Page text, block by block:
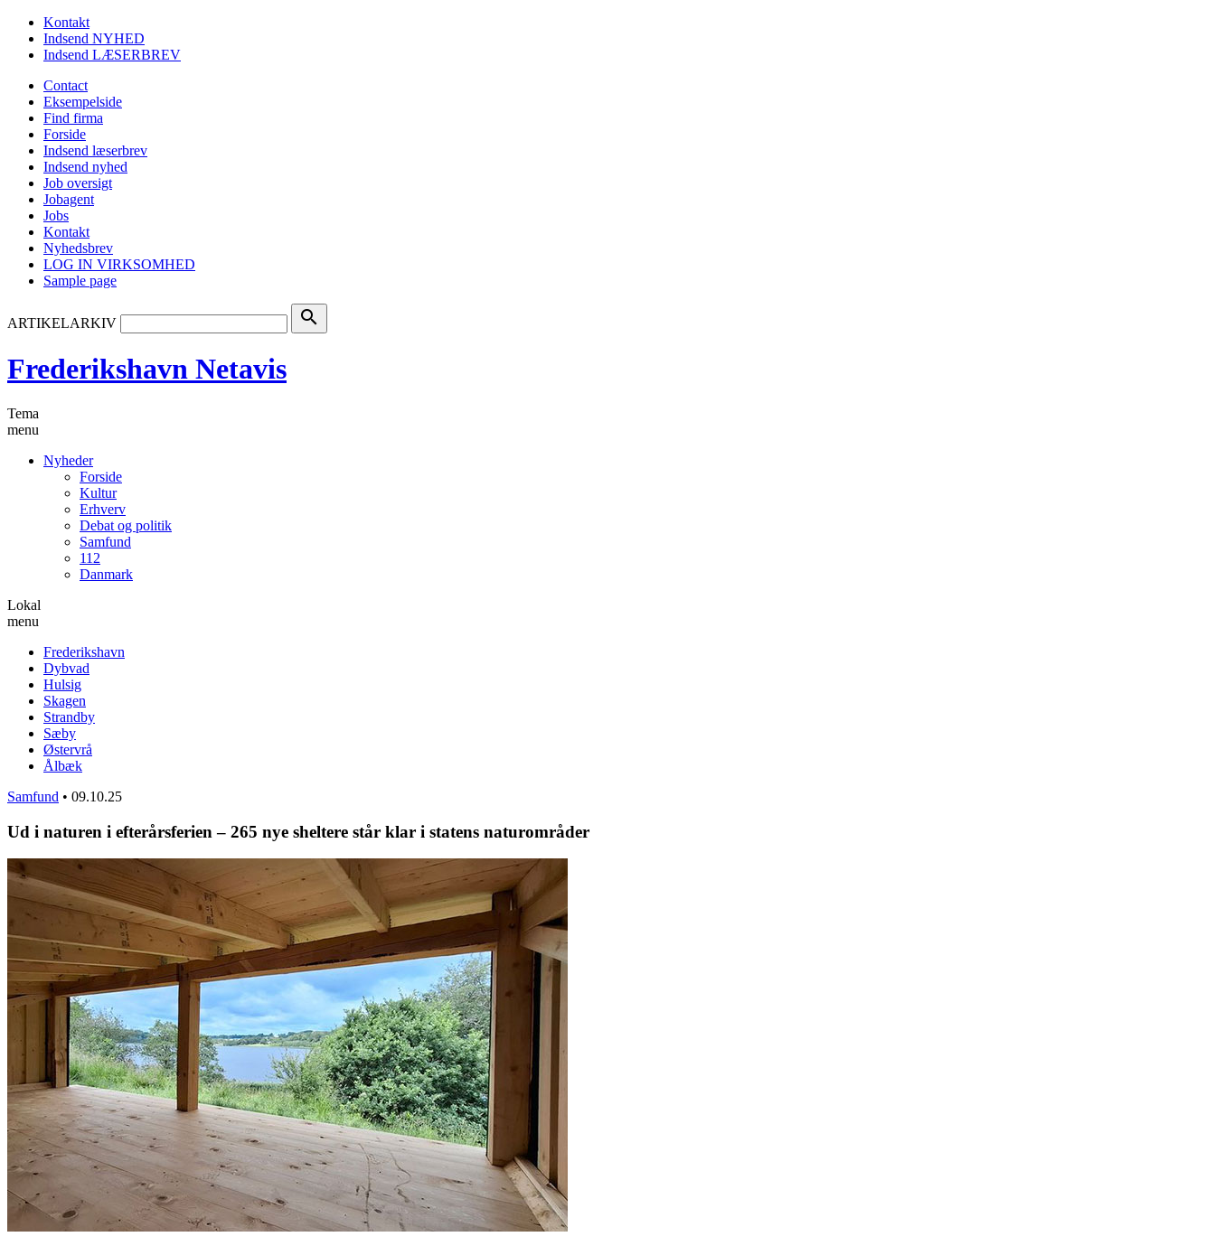
Kontakt
Indsend NYHED
Indsend LÆSERBREV
Contact
Eksempelside
Find firma
Forside
Indsend læserbrev
Indsend nyhed
Job oversigt
Jobagent
Jobs
Kontakt
Nyhedsbrev
LOG IN VIRKSOMHED
Sample page
ARTIKELARKIV search
Frederikshavn Netavis
Tema
menu
Nyheder
Forside
Kultur
Erhverv
Debat og politik
Samfund
112
Danmark
Lokal
menu
Frederikshavn
Dybvad
Hulsig
Skagen
Strandby
Sæby
Østervrå
Ålbæk
Samfund • 09.10.25
Ud i naturen i efterårsferien – 265 nye sheltere står klar i statens naturområder